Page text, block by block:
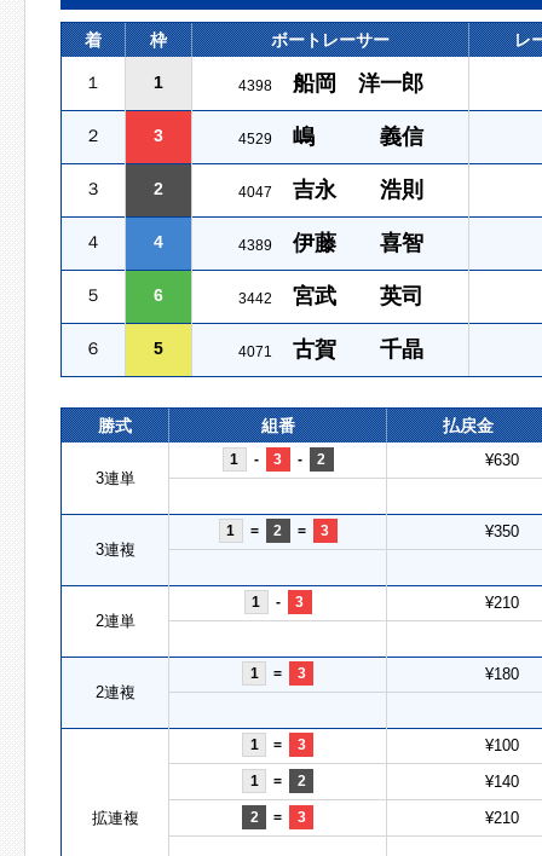
着 枠 ボートレーサー レ
１ 1 4398 船岡 洋一郎
２ 3 4529 嶋 義信
３ 2 4047 吉永 浩則
４ 4 4389 伊藤 喜智
５ 6 3442 宮武 英司
６ 5 4071 古賀 千晶
勝式 組番 払戻金
3連単
1 - 3 - 2 ¥630
3連複
1 = 2 = 3 ¥350
2連単
1 - 3 ¥210
2連複
1 = 3 ¥180
拡連複
1 = 3 ¥100
1 = 2 ¥140
2 = 3 ¥210